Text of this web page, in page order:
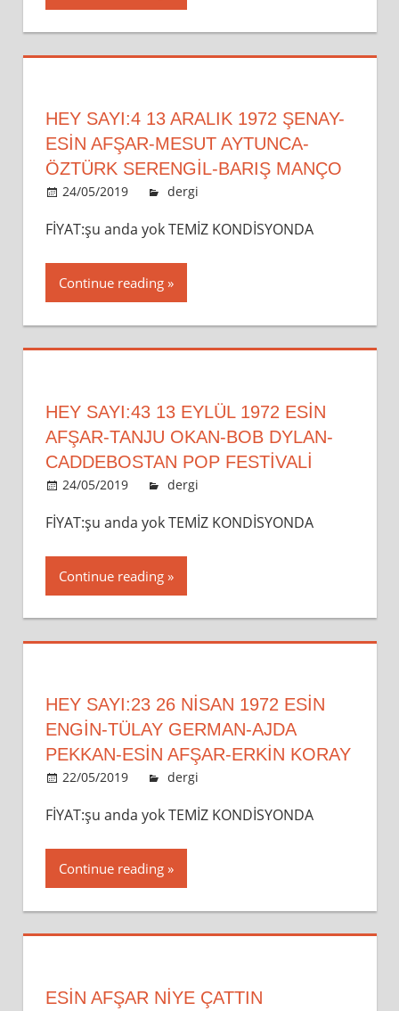
HEY SAYI:4 13 ARALIK 1972 ŞENAY-
ESİN AFŞAR-MESUT AYTUNCA-
ÖZTÜRK SERENGİL-BARIŞ MANÇO
24/05/2019 admin
dergi
FİYAT:şu anda yok TEMİZ KONDİSYONDA
Continue reading
HEY SAYI:43 13 EYLÜL 1972 ESİN
AFŞAR-TANJU OKAN-BOB DYLAN-
CADDEBOSTAN POP FESTİVALİ
24/05/2019 admin
dergi
FİYAT:şu anda yok TEMİZ KONDİSYONDA
Continue reading
HEY SAYI:23 26 NİSAN 1972 ESİN
ENGİN-TÜLAY GERMAN-AJDA
PEKKAN-ESİN AFŞAR-ERKİN KORAY
22/05/2019 admin
dergi
FİYAT:şu anda yok TEMİZ KONDİSYONDA
Continue reading
ESİN AFŞAR NIYE ÇATTIN